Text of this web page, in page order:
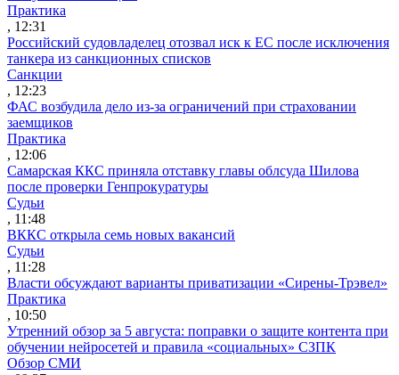
Практика
, 12:31
Российский судовладелец отозвал иск к ЕС после исключения
танкера из санкционных списков
Санкции
, 12:23
ФАС возбудила дело из-за ограничений при страховании
заемщиков
Практика
, 12:06
Самарская ККС приняла отставку главы облсуда Шилова
после проверки Генпрокуратуры
Судьи
, 11:48
ВККС открыла семь новых вакансий
Судьи
, 11:28
Власти обсуждают варианты приватизации «Сирены-Трэвел»
Практика
, 10:50
Утренний обзор за 5 августа: поправки о защите контента при
обучении нейросетей и правила «социальных» СЗПК
Обзор СМИ